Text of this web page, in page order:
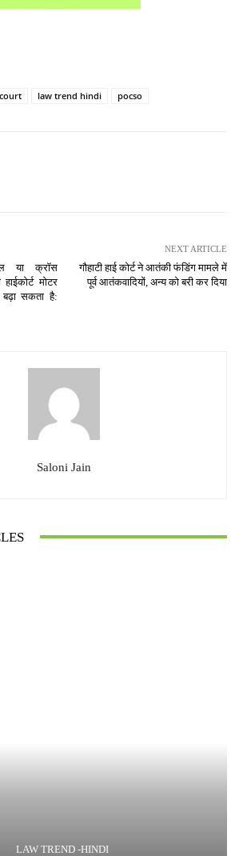
law trend hindi pocso
या क्रॉस
मोटर
सकता है:
NEXT ARTICLE
गौहाटी हाई कोर्ट ने आतंकी फंडिंग मामले में
पूर्व आतंकवादियों, अन्य को बरी कर दिया
Saloni Jain
LAW TREND -HINDI